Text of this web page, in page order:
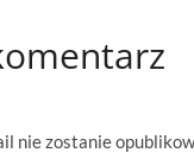
nie zostanie